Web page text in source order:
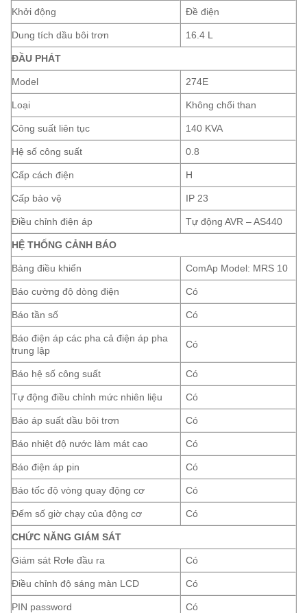
Khởi động Đề điện
Dung tích dầu bôi trơn 16.4 L
ĐẦU PHÁT
Model 274E
Loại Không chổi than
Công suất liên tục 140 KVA
Hệ số công suất 0.8
Cấp cách điện H
Cấp bảo vệ IP 23
Điều chỉnh điện áp Tự động AVR – AS440
HỆ THỐNG CẢNH BÁO
Bảng điều khiển ComAp Model: MRS 10
Báo cường độ dòng điện Có
Báo tần số Có
Báo điện áp các pha cả điện áp pha
trung lập
Có
Báo hệ số công suất Có
Tự động điều chỉnh mức nhiên liệu Có
Báo áp suất dầu bôi trơn Có
Báo nhiệt độ nước làm mát cao Có
Báo điện áp pin Có
Báo tốc độ vòng quay động cơ Có
Đếm số giờ chạy của động cơ Có
CHỨC NĂNG GIÁM SÁT
Giám sát Rơle đầu ra Có
Điều chỉnh độ sáng màn LCD Có
PIN password Có